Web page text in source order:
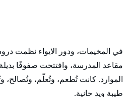
في المخيمات، ودور الايواء نظمت
مقاعد المدرسة، وافتتحت صفوفًا
الموارد. كانت تُطعم، وتُعلّم، وتُصالح،
طيبة ويد حانية.